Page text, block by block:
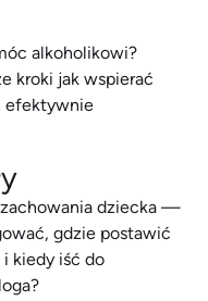
alkoholikowi?
kroki jak wspierać
efektywnie
dziecka —
gdzie postawić
kiedy iść do